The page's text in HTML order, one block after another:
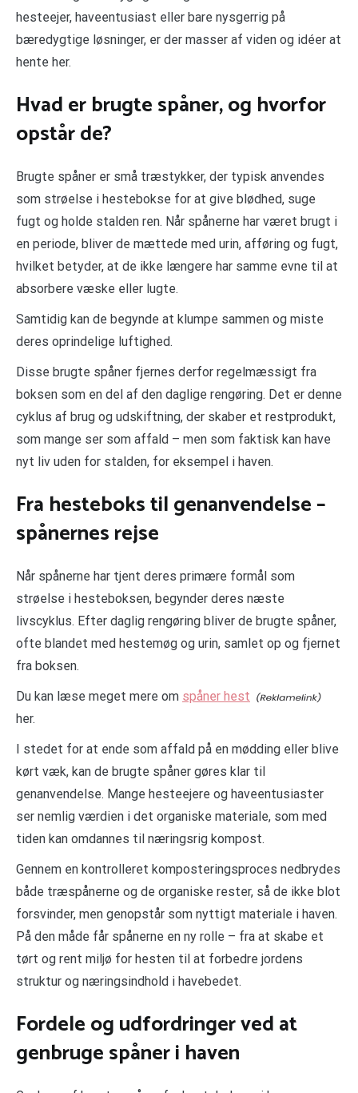
hesteejer, haveentusiast eller bare nysgerrig på
bæredygtige løsninger, er der masser af viden og idéer at
hente her.
Hvad er brugte spåner, og hvorfor
opstår de?
Brugte spåner er små træstykker, der typisk anvendes
som strøelse i hestebokse for at give blødhed, suge
fugt og holde stalden ren. Når spånerne har været brugt i
en periode, bliver de mættede med urin, afføring og fugt,
hvilket betyder, at de ikke længere har samme evne til at
absorbere væske eller lugte.
Samtidig kan de begynde at klumpe sammen og miste
deres oprindelige luftighed.
Disse brugte spåner fjernes derfor regelmæssigt fra
boksen som en del af den daglige rengøring. Det er denne
cyklus af brug og udskiftning, der skaber et restprodukt,
som mange ser som affald – men som faktisk kan have
nyt liv uden for stalden, for eksempel i haven.
Fra hesteboks til genanvendelse –
spånernes rejse
Når spånerne har tjent deres primære formål som
strøelse i hesteboksen, begynder deres næste
livscyklus. Efter daglig rengøring bliver de brugte spåner,
ofte blandet med hestemøg og urin, samlet op og fjernet
fra boksen.
Du kan læse meget mere om spåner hest
her.
I stedet for at ende som affald på en mødding eller blive
kørt væk, kan de brugte spåner gøres klar til
genanvendelse. Mange hesteejere og haveentusiaster
ser nemlig værdien i det organiske materiale, som med
tiden kan omdannes til næringsrig kompost.
Gennem en kontrolleret komposteringsproces nedbrydes
både træspånerne og de organiske rester, så de ikke blot
forsvinder, men genopstår som nyttigt materiale i haven.
På den måde får spånerne en ny rolle – fra at skabe et
tørt og rent miljø for hesten til at forbedre jordens
struktur og næringsindhold i havebedet.
Fordele og udfordringer ved at
genbruge spåner i haven